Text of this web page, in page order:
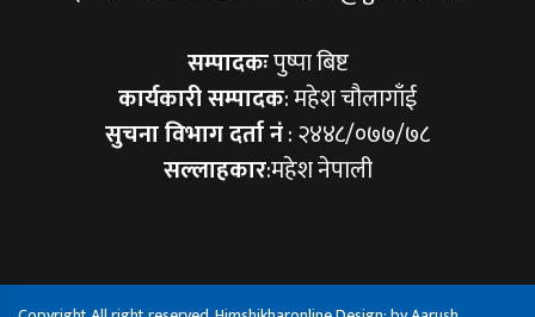
सम्पादकःपुष्पा बिष्ट
कार्यकारी सम्पादक: महेश चौलागाँई
सुचना विभाग दर्ता नं: २४४८/०७७/७८
सल्लाहकार:महेश नेपाली